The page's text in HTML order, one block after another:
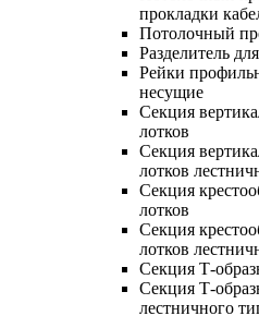
прокладки
Потолочный
Разделитель
Рейки
несущие
Секция
лотков
Секция
лотков
Секция
лотков
Секция
лотков
Секция Т-
Секция Т-
лестничного